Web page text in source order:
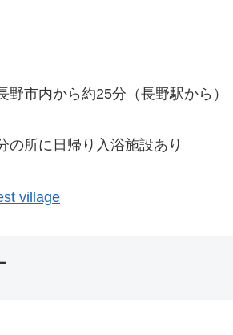
市内から約25分（長野駅から）
の所に日帰り入浴施設あり
village